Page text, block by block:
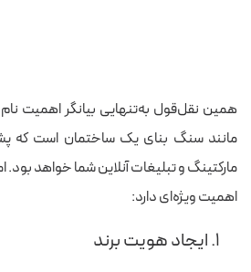
همین نقل‌قول به‌تنهایی بیانگر اهمیت
مانند سنگ بنای یک ساختمان است که
مارکتینگ و تبلیغات آنلاین شما خواهد بود.
اهمیت ویژه‌ای دارد:
۱. ایجاد هویت برند